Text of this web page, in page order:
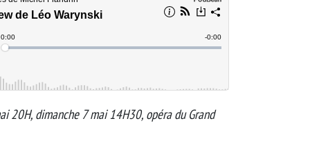
20H, dimanche 7 mai 14H30, opéra du Grand